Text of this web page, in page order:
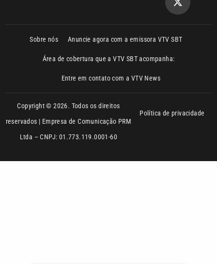
Sobre nós Anuncie agora com a emissora VTV SBT
Área de cobertura que a VTV SBT acompanha:
Entre em contato com a VTV News
Copyright © 2026. Todos os direitos
reservados | Empresa de Comunicação PRM
Ltda – CNPJ: 01.773.119.0001-60
Política de privacidade